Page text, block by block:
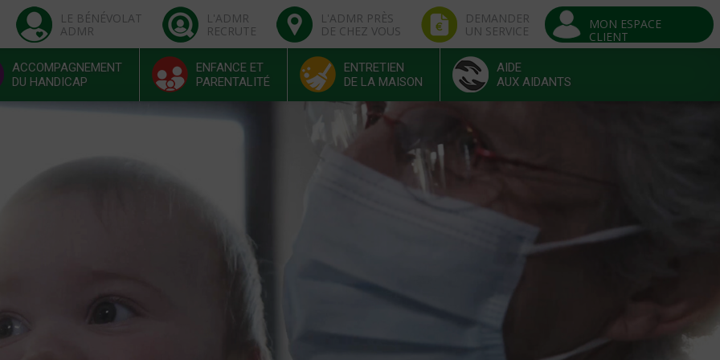
LE BÉNÉVOLAT
ADMR
L'ADMR
RECRUTE
L'ADMR PRÈS
DE CHEZ VOUS
DEMANDER
UN SERVICE
MON ESPACE
CLIENT
ACCOMPAGNEMENT
DU HANDICAP
ENFANCE ET
PARENTALITÉ
ENTRETIEN
DE LA MAISON
AIDE
AUX AIDANTS